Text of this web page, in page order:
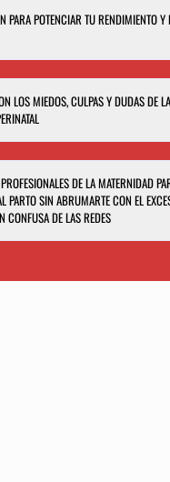
PARA POTENCIAR TU RENDIMIENTO
LOS MIEDOS, CULPAS Y DUDAS DE
DE LA MATERNIDAD
PARTO SIN ABRUMARTE CON EL
CONFUSA DE LAS REDES